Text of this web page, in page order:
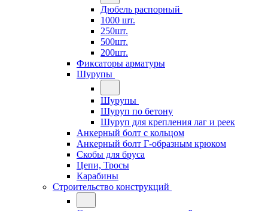
Дюбель распорный
1000 шт.
250шт.
500шт.
200шт.
Фиксаторы арматуры
Шурупы
Шурупы
Шуруп по бетону
Шуруп для крепления лаг и реек
Анкерный болт с кольцом
Анкерный болт Г-образным крюком
Скобы для бруса
Цепи, Тросы
Карабины
Строительство конструкций